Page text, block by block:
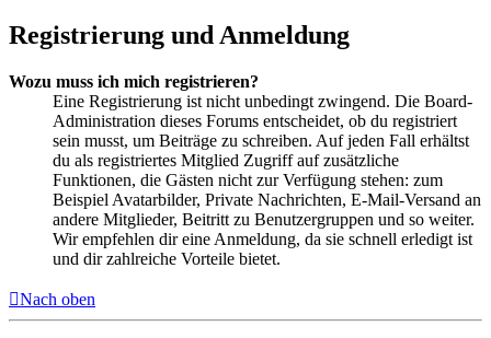
Registrierung und Anmeldung
Wozu muss ich mich registrieren?
Eine Registrierung ist nicht unbedingt zwingend. Die Board-
Administration dieses Forums entscheidet, ob du registriert
sein musst, um Beiträge zu schreiben. Auf jeden Fall erhältst
du als registriertes Mitglied Zugriff auf zusätzliche
Funktionen, die Gästen nicht zur Verfügung stehen: zum
Beispiel Avatarbilder, Private Nachrichten, E-Mail-Versand an
andere Mitglieder, Beitritt zu Benutzergruppen und so weiter.
Wir empfehlen dir eine Anmeldung, da sie schnell erledigt ist
und dir zahlreiche Vorteile bietet.
Nach oben